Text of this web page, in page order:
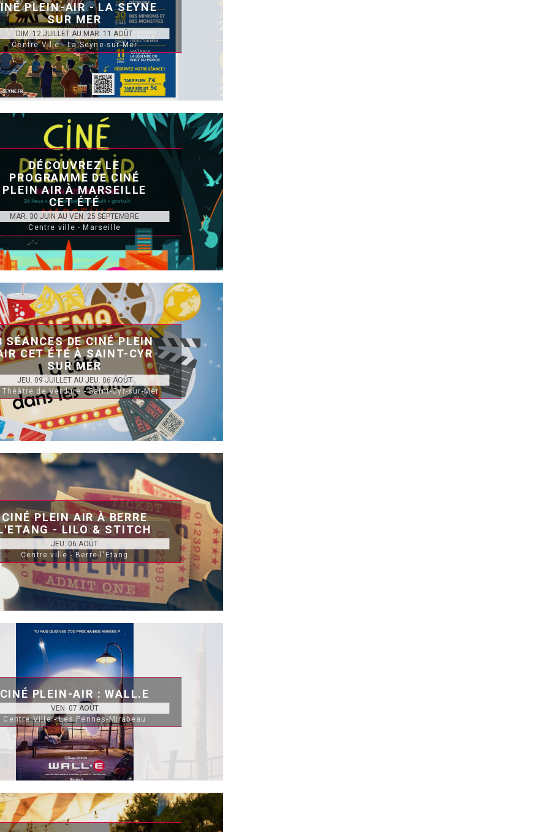
PLEIN-AIR - LA SEYNE
SUR MER
DIM. 12 JUILLET AU MAR. 11 AOÛT
Centre Ville - La Seyne-sur-Mer
DÉCOUVREZ LE
PROGRAMME DE CINÉ
PLEIN AIR À MARSEILLE
CET ÉTÉ
MAR. 30 JUIN AU VEN. 25 SEPTEMBRE
Centre ville - Marseille
SÉANCES DE CINÉ PLEIN
CET ÉTÉ À SAINT-CYR
SUR MER
JEU. 09 JUILLET AU JEU. 06 AOÛT
Théâtre de Verdure - Saint-Cyr-sur-Mer
CINÉ PLEIN AIR À BERRE
- LILO & STITCH
JEU. 06 AOÛT
Centre ville - Berre-l'Etang
CINÉ PLEIN-AIR : WALL.E
VEN. 07 AOÛT
Centre Ville - Les Pennes-Mirabeau